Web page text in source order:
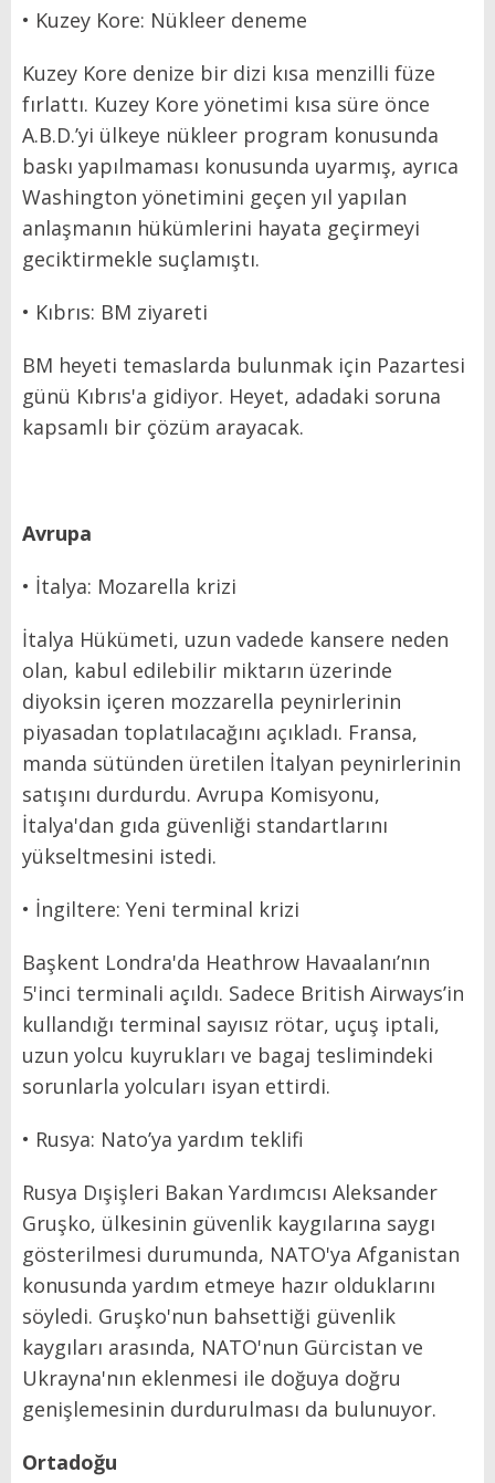
• Kuzey Kore: Nükleer deneme
Kuzey Kore denize bir dizi kısa menzilli füze
fırlattı. Kuzey Kore yönetimi kısa süre önce
A.B.D.’yi ülkeye nükleer program konusunda
baskı yapılmaması konusunda uyarmış, ayrıca
Washington yönetimini geçen yıl yapılan
anlaşmanın hükümlerini hayata geçirmeyi
geciktirmekle suçlamıştı.
• Kıbrıs: BM ziyareti
BM heyeti temaslarda bulunmak için Pazartesi
günü Kıbrıs'a gidiyor. Heyet, adadaki soruna
kapsamlı bir çözüm arayacak.
Avrupa
• İtalya: Mozarella krizi
İtalya Hükümeti, uzun vadede kansere neden
olan, kabul edilebilir miktarın üzerinde
diyoksin içeren mozzarella peynirlerinin
piyasadan toplatılacağını açıkladı. Fransa,
manda sütünden üretilen İtalyan peynirlerinin
satışını durdurdu. Avrupa Komisyonu,
İtalya'dan gıda güvenliği standartlarını
yükseltmesini istedi.
• İngiltere: Yeni terminal krizi
Başkent Londra'da Heathrow Havaalanı’nın
5'inci terminali açıldı. Sadece British Airways’in
kullandığı terminal sayısız rötar, uçuş iptali,
uzun yolcu kuyrukları ve bagaj teslimindeki
sorunlarla yolcuları isyan ettirdi.
• Rusya: Nato’ya yardım teklifi
Rusya Dışişleri Bakan Yardımcısı Aleksander
Gruşko, ülkesinin güvenlik kaygılarına saygı
gösterilmesi durumunda, NATO'ya Afganistan
konusunda yardım etmeye hazır olduklarını
söyledi. Gruşko'nun bahsettiği güvenlik
kaygıları arasında, NATO'nun Gürcistan ve
Ukrayna'nın eklenmesi ile doğuya doğru
genişlemesinin durdurulması da bulunuyor.
Ortadoğu